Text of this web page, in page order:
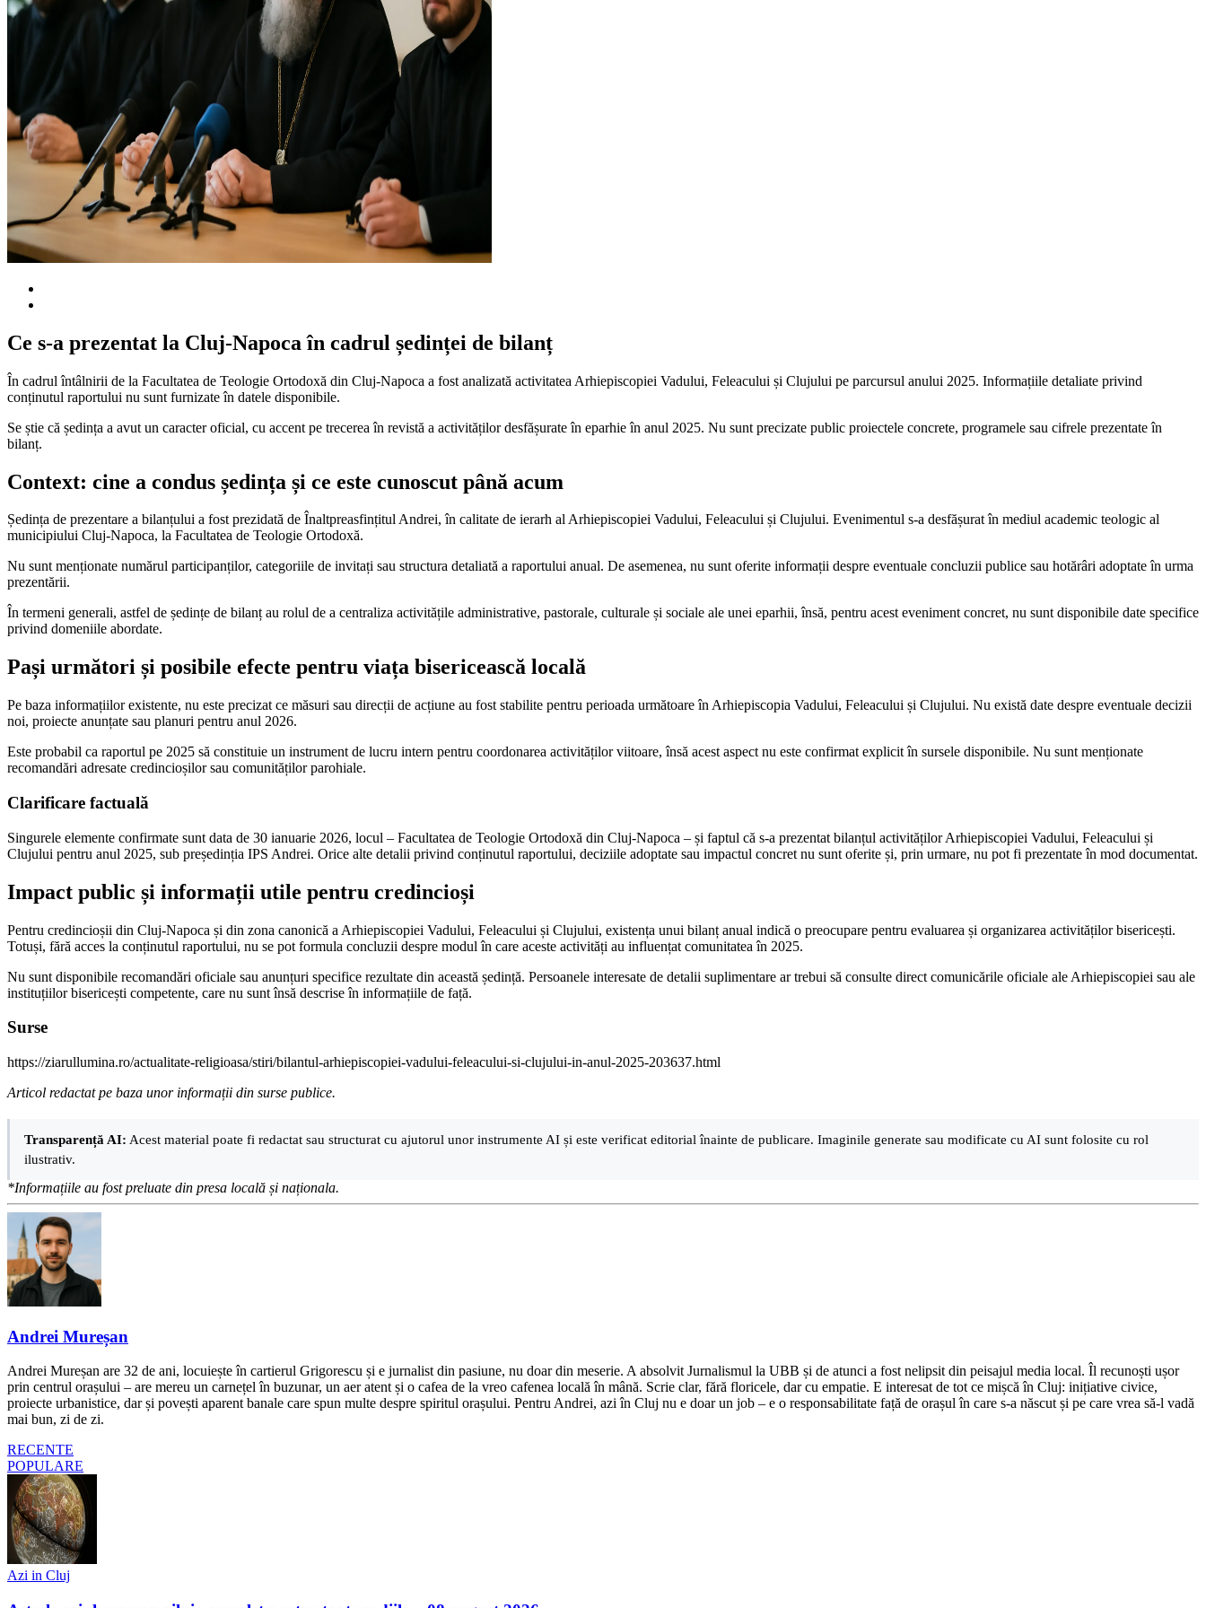
Ce s-a prezentat la Cluj-Napoca în cadrul ședinței de bilanț
În cadrul întâlnirii de la Facultatea de Teologie Ortodoxă din Cluj-Napoca a fost analizată activitatea Arhiepiscopiei Vadului, Feleacului și Clujului pe parcursul anului 2025. Informațiile detaliate privind
conținutul raportului nu sunt furnizate în datele disponibile.
Se știe că ședința a avut un caracter oficial, cu accent pe trecerea în revistă a activităților desfășurate în eparhie în anul 2025. Nu sunt precizate public proiectele concrete, programele sau cifrele prezentate în
bilanț.
Context: cine a condus ședința și ce este cunoscut până acum
Ședința de prezentare a bilanțului a fost prezidată de Înaltpreasfințitul Andrei, în calitate de ierarh al Arhiepiscopiei Vadului, Feleacului și Clujului. Evenimentul s-a desfășurat în mediul academic teologic al
municipiului Cluj-Napoca, la Facultatea de Teologie Ortodoxă.
Nu sunt menționate numărul participanților, categoriile de invitați sau structura detaliată a raportului anual. De asemenea, nu sunt oferite informații despre eventuale concluzii publice sau hotărâri adoptate în urma
prezentării.
În termeni generali, astfel de ședințe de bilanț au rolul de a centraliza activitățile administrative, pastorale, culturale și sociale ale unei eparhii, însă, pentru acest eveniment concret, nu sunt disponibile date specifice
privind domeniile abordate.
Pași următori și posibile efecte pentru viața bisericească locală
Pe baza informațiilor existente, nu este precizat ce măsuri sau direcții de acțiune au fost stabilite pentru perioada următoare în Arhiepiscopia Vadului, Feleacului și Clujului. Nu există date despre eventuale decizii
noi, proiecte anunțate sau planuri pentru anul 2026.
Este probabil ca raportul pe 2025 să constituie un instrument de lucru intern pentru coordonarea activităților viitoare, însă acest aspect nu este confirmat explicit în sursele disponibile. Nu sunt menționate
recomandări adresate credincioșilor sau comunităților parohiale.
Clarificare factuală
Singurele elemente confirmate sunt data de 30 ianuarie 2026, locul – Facultatea de Teologie Ortodoxă din Cluj-Napoca – și faptul că s-a prezentat bilanțul activităților Arhiepiscopiei Vadului, Feleacului și
Clujului pentru anul 2025, sub președinția IPS Andrei. Orice alte detalii privind conținutul raportului, deciziile adoptate sau impactul concret nu sunt oferite și, prin urmare, nu pot fi prezentate în mod documentat.
Impact public și informații utile pentru credincioși
Pentru credincioșii din Cluj-Napoca și din zona canonică a Arhiepiscopiei Vadului, Feleacului și Clujului, existența unui bilanț anual indică o preocupare pentru evaluarea și organizarea activităților bisericești.
Totuși, fără acces la conținutul raportului, nu se pot formula concluzii despre modul în care aceste activități au influențat comunitatea în 2025.
Nu sunt disponibile recomandări oficiale sau anunțuri specifice rezultate din această ședință. Persoanele interesate de detalii suplimentare ar trebui să consulte direct comunicările oficiale ale Arhiepiscopiei sau ale
instituțiilor bisericești competente, care nu sunt însă descrise în informațiile de față.
Surse
https://ziarullumina.ro/actualitate-religioasa/stiri/bilantul-arhiepiscopiei-vadului-feleacului-si-clujului-in-anul-2025-203637.html
Articol redactat pe baza unor informații din surse publice.
Transparență AI: Acest material poate fi redactat sau structurat cu ajutorul unor instrumente AI și este verificat editorial înainte de publicare. Imaginile generate sau modificate cu AI sunt folosite cu rol
ilustrativ.
*Informațiile au fost preluate din presa locală și naționala.
Andrei Mureșan
Andrei Mureșan are 32 de ani, locuiește în cartierul Grigorescu și e jurnalist din pasiune, nu doar din meserie. A absolvit Jurnalismul la UBB și de atunci a fost nelipsit din peisajul media local. Îl recunoști ușor
prin centrul orașului – are mereu un carnețel în buzunar, un aer atent și o cafea de la vreo cafenea locală în mână. Scrie clar, fără floricele, dar cu empatie. E interesat de tot ce mișcă în Cluj: inițiative civice,
proiecte urbanistice, dar și povești aparent banale care spun multe despre spiritul orașului. Pentru Andrei, azi în Cluj nu e doar un job – e o responsabilitate față de orașul în care s-a născut și pe care vrea să-l vadă
mai bun, zi de zi.
RECENTE
POPULARE
Azi in Cluj